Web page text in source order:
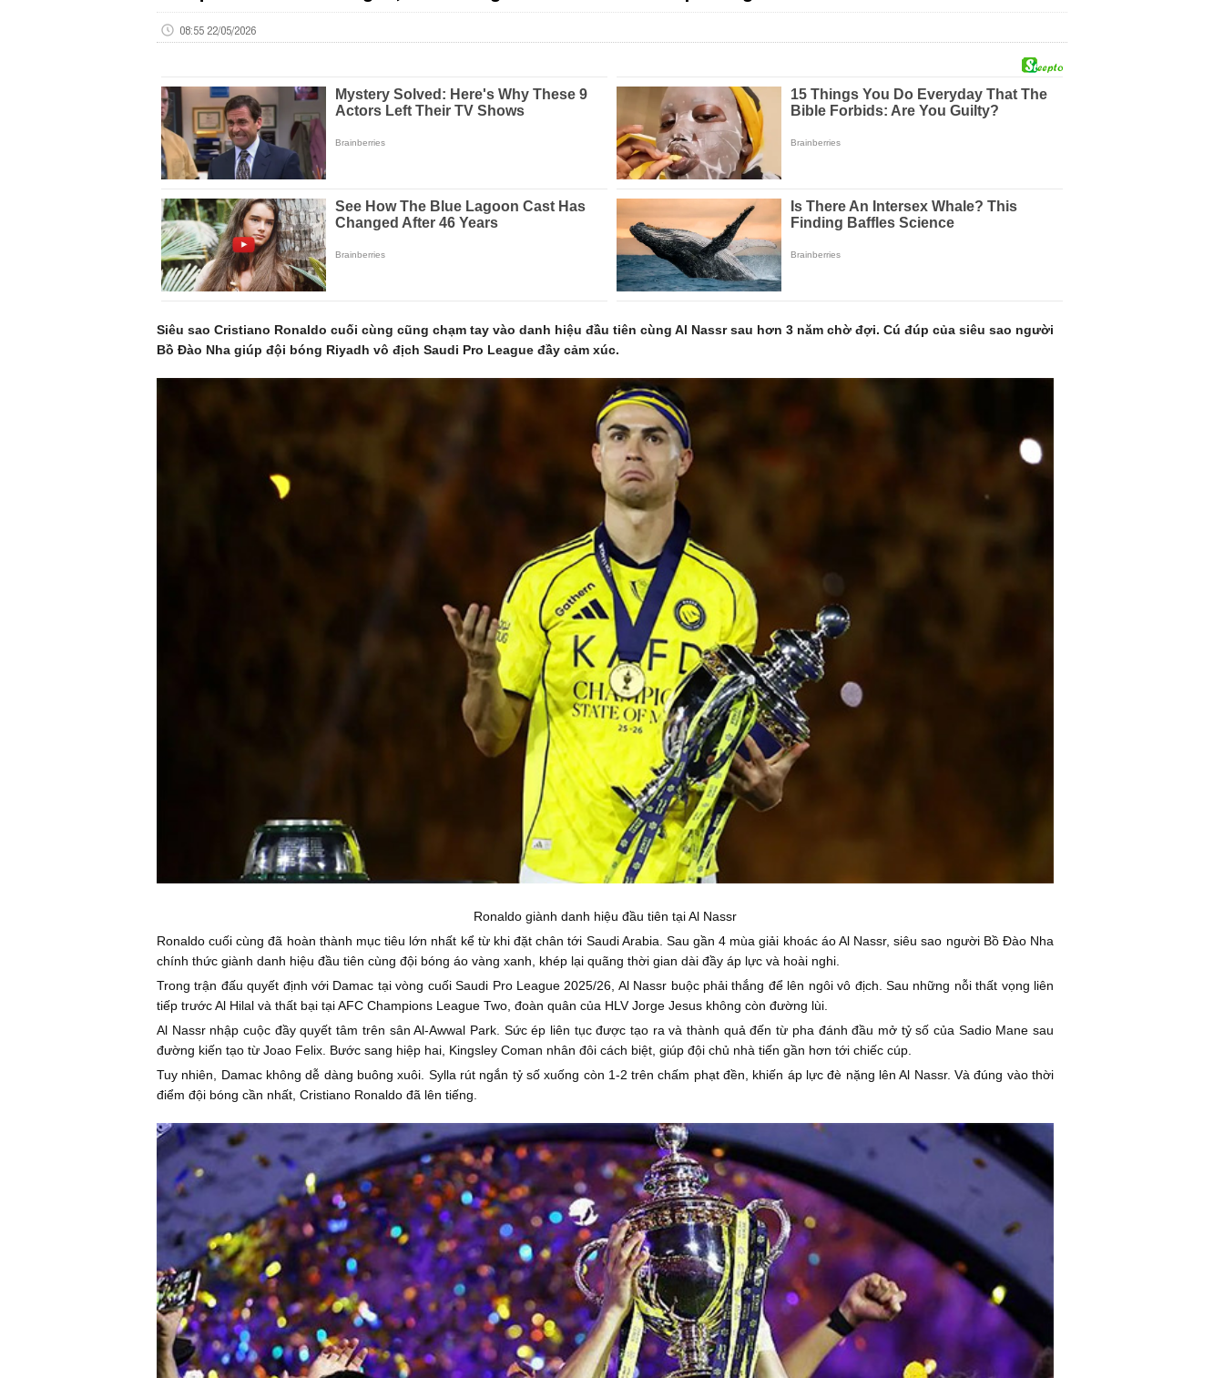
08:55 22/05/2026
Siêu sao Cristiano Ronaldo cuối cùng cũng chạm tay vào danh hiệu đầu tiên cùng Al Nassr sau hơn 3 năm chờ đợi. Cú đúp của siêu sao người
Bồ Đào Nha giúp đội bóng Riyadh vô địch Saudi Pro League đầy cảm xúc.
Ronaldo giành danh hiệu đầu tiên tại Al Nassr
Ronaldo cuối cùng đã hoàn thành mục tiêu lớn nhất kể từ khi đặt chân tới Saudi Arabia. Sau gần 4 mùa giải khoác áo Al Nassr, siêu sao người Bồ Đào Nha
chính thức giành danh hiệu đầu tiên cùng đội bóng áo vàng xanh, khép lại quãng thời gian dài đầy áp lực và hoài nghi.
Trong trận đấu quyết định với Damac tại vòng cuối Saudi Pro League 2025/26, Al Nassr buộc phải thắng để lên ngôi vô địch. Sau những nỗi thất vọng liên
tiếp trước Al Hilal và thất bại tại AFC Champions League Two, đoàn quân của HLV Jorge Jesus không còn đường lùi.
Al Nassr nhập cuộc đầy quyết tâm trên sân Al-Awwal Park. Sức ép liên tục được tạo ra và thành quả đến từ pha đánh đầu mở tỷ số của Sadio Mane sau
đường kiến tạo từ Joao Felix. Bước sang hiệp hai, Kingsley Coman nhân đôi cách biệt, giúp đội chủ nhà tiến gần hơn tới chiếc cúp.
Tuy nhiên, Damac không dễ dàng buông xuôi. Sylla rút ngắn tỷ số xuống còn 1-2 trên chấm phạt đền, khiến áp lực đè nặng lên Al Nassr. Và đúng vào thời
điểm đội bóng cần nhất, Cristiano Ronaldo đã lên tiếng.